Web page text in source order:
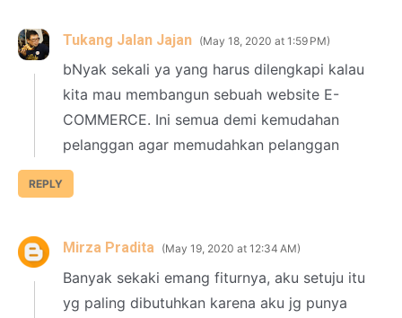
Tukang Jalan Jajan May 18, 2020 at 1:59 PM
bNyak sekali ya yang harus dilengkapi kalau
kita mau membangun sebuah website E-
COMMERCE. Ini semua demi kemudahan
pelanggan agar memudahkan pelanggan
REPLY
Mirza Pradita May 19, 2020 at 12:34 AM
Banyak sekaki emang fiturnya, aku setuju itu
yg paling dibutuhkan karena aku jg punya